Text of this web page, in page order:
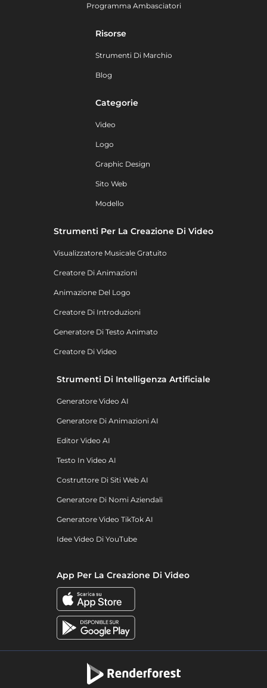
Programma Ambasciatori
Risorse
Strumenti Di Marchio
Blog
Categorie
Video
Logo
Graphic Design
Sito Web
Modello
Strumenti Per La Creazione Di Video
Visualizzatore Musicale Gratuito
Creatore Di Animazioni
Animazione Del Logo
Creatore Di Introduzioni
Generatore Di Testo Animato
Creatore Di Video
Strumenti Di Intelligenza Artificiale
Generatore Video AI
Generatore Di Animazioni AI
Editor Video AI
Testo In Video AI
Costruttore Di Siti Web AI
Generatore Di Nomi Aziendali
Generatore Video TikTok AI
Idee Video Di YouTube
App Per La Creazione Di Video